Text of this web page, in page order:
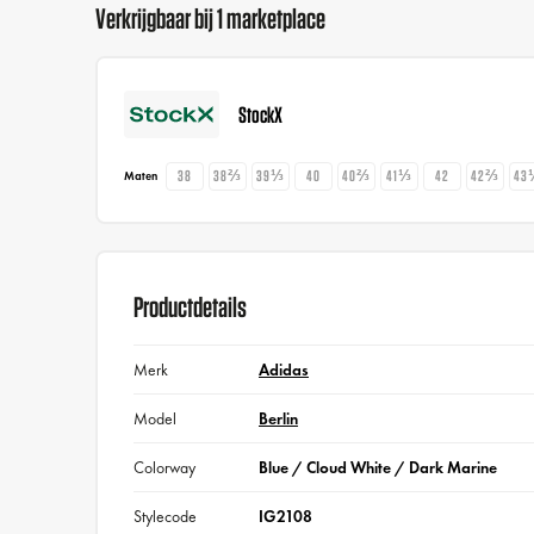
Verkrijgbaar bij 1 marketplace
StockX
Maten 38 38⅔ 39⅓ 40 40⅔ 41⅓ 42 42⅔
Productdetails
Merk Adidas
Model Berlin
Colorway Blue / Cloud White / Dark Marine
Stylecode IG2108